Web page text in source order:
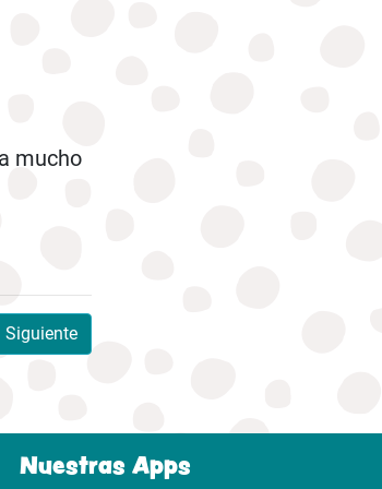
mucho
Siguiente
Nuestras Apps